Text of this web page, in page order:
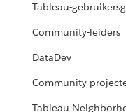
Tableau-
Community-leiders
DataDev
Community-
Tableau